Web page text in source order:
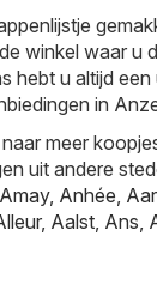
winkel waar u
hebt u altijd
in
meer
uit andere
Amay, Anhée
, Aalst Ans